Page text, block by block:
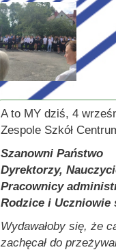
A to MY dziś, 4
Zespole Szkół
Szanowni Państwo
Dyrektorzy,
Pracownicy
Rodzice i Uczniowie
Wydawałoby się, że
zachęcał do